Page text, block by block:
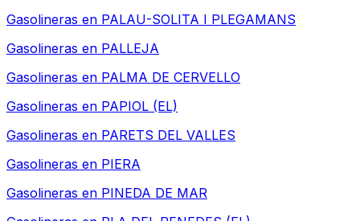
Gasolineras en PALAU-SOLITA I PLEGAMANS
Gasolineras en PALLEJA
Gasolineras en PALMA DE CERVELLO
Gasolineras en PAPIOL (EL)
Gasolineras en PARETS DEL VALLES
Gasolineras en PIERA
Gasolineras en PINEDA DE MAR